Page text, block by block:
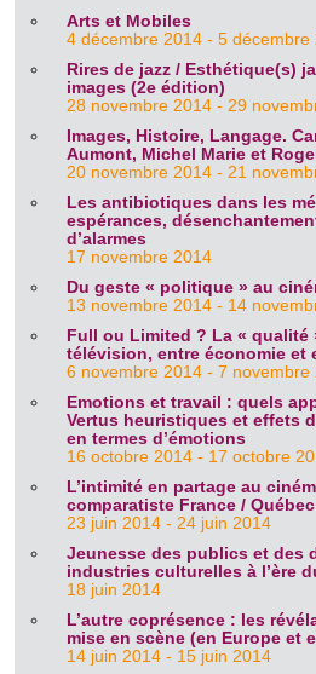
Arts et Mobiles
4 décembre 2014 - 5 décembre
Rires de jazz / Esthétique(s)
images (2e édition)
28 novembre 2014 - 29
Images, Histoire, Langage.
Aumont, Michel Marie et
20 novembre 2014 - 21
Les antibiotiques dans les
espérances,
d’alarmes
17 novembre 2014
Du geste « politique » au
13 novembre 2014 - 14
Full ou Limited ? La « qualité
télévision, entre économie et
6 novembre 2014 - 7 novembre
Emotions et travail : quels
Vertus heuristiques et effets
en termes d’émotions
16 octobre 2014 - 17 octobre
L’intimité en partage au
comparatiste France / Québec
23 juin 2014 - 24 juin 2014
Jeunesse des publics et des
industries culturelles à l’ère
18 juin 2014
L’autre coprésence : les
mise en scène (en Europe et
14 juin 2014 - 15 juin 2014